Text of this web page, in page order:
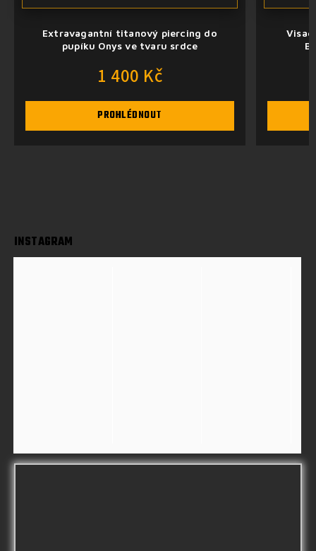
piercing do
Visací titanový piercing do
Batman s vnitřním závitem
INSTAGRAM